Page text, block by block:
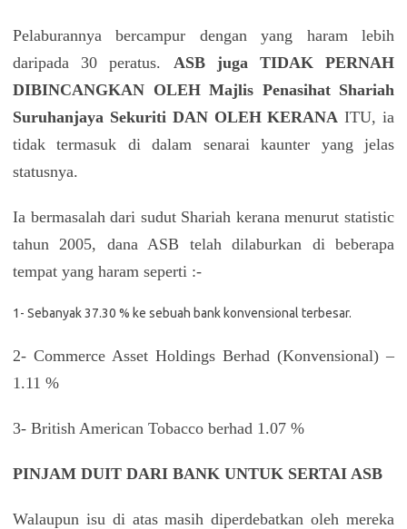
Pelaburannya bercampur dengan yang haram lebih
daripada 30 peratus. ASB juga TIDAK PERNAH
DIBINCANGKAN OLEH Majlis Penasihat Shariah
Suruhanjaya Sekuriti DAN OLEH KERANA ITU, ia
tidak termasuk di dalam senarai kaunter yang jelas
statusnya.
Ia bermasalah dari sudut Shariah kerana menurut statistic
tahun 2005, dana ASB telah dilaburkan di beberapa
tempat yang haram seperti :-
1- Sebanyak 37.30 % ke sebuah bank konvensional terbesar.
2- Commerce Asset Holdings Berhad (Konvensional) –
1.11 %
3- British American Tobacco berhad 1.07 %
PINJAM DUIT DARI BANK UNTUK SERTAI ASB
Walaupun isu di atas masih diperdebatkan oleh mereka